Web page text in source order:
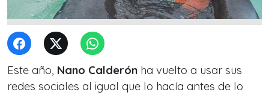
Este año, Nano Calderón ha vuelto a usar sus
redes sociales al igual que lo hacía antes de lo